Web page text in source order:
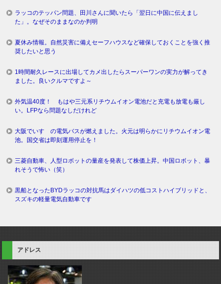
ラッコのテッパン問題、田川さんに聞いたら「翌日に中国に伝えまし
た」。なぜそのままなのか判明
夏休み情報。自然災害に備えセーフハウスなど確保しておくことを強く推
奨したいと思う
1時間耐久レースに出場してカメ出したらスーパーワンの実力が解ってき
ました。良いクルマですよ～
外気温40度！ もはや三元系リチウムイオン電池だと充電も放電も厳し
い。LFPなら問題なしだけれど
大阪でいすゞの電気バスが燃えました。火元は明らかにリチウムイオン電
池。国交省は即刻運用停止を！
三菱自動車、人型ロボットの量産を発表して株価上昇。中国ロボット、暴
れそうで怖い（笑）
黒船となったBYDラッコの対抗馬はダイハツの低コストハイブリッドと、
スズキの軽量電気自動車です
アドレス